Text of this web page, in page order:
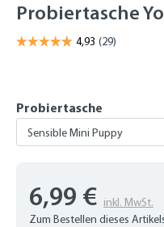
Probiertasche
Probiertasche
6,99 € inkl. MwSt.
Zum Bestellen dieses